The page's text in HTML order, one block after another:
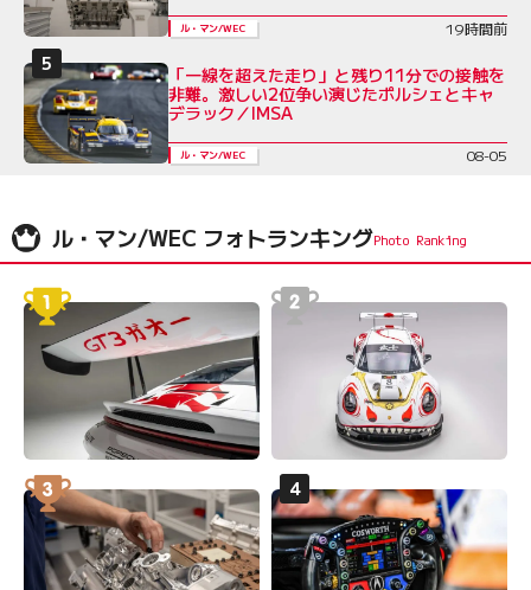
ル・マン/WEC 19時間前
「一線を超えた走り」と残り11分での接触を
非難。激しい2位争い演じたポルシェとキャ
デラック／IMSA
ル・マン/WEC 08-05
ル・マン/WEC フォトランキング